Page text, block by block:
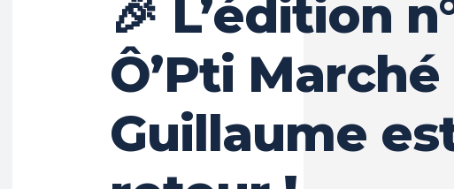
🎉 L’édition
Ô’Pti
Guillaume